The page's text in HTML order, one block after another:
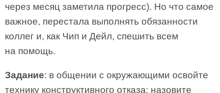
через месяц заметила прогресс). Но что самое
важное, перестала выполнять обязанности
коллег и, как Чип и Дейл, спешить всем
на помощь.
Задание: в общении с окружающими освойте
технику конструктивного отказа: назовите